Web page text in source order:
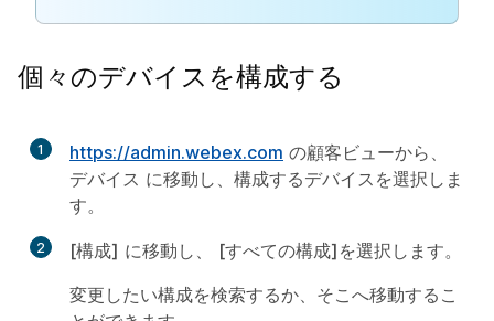
個々のデバイスを構成する
1 https://admin.webex.com の顧客ビューから、
デバイス に移動し、構成するデバイスを選択しま
す。
2 [構成] に移動し、 [すべての構成] を選択します。
変更したい構成を検索するか、そこへ移動するこ